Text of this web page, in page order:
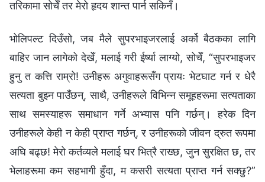
तरिकामा सोचेँ तर मेरो हृदय शान्त पार्न सकिनँ।
भोलिपल्ट दिउँसो, जब मैले सुपरभाइजरलाई अर्को बैठकका लागि
बाहिर जान लागेको देखेँ, मलाई गरी ईर्ष्या लाग्यो, सोचेँ, “सुपरभाइजर
हुनु त कत्ति राम्रो! उनीहरू अगुवाहरूसँग प्रायः भेटघाट गर्न र धेरै
सत्यता बुझ्न पाउँछन्, साथै, उनीहरूले विभिन्न समूहहरूमा सत्यताका
साथ समस्याहरू समाधान गर्ने अभ्यास पनि गर्छन्। हरेक दिन
उनीहरूले केही न केही प्राप्त गर्छन्, र उनीहरूको जीवन द्रुत रूपमा
अघि बढ्छ! मेरो कर्तव्यले मलाई घर भित्रै राख्छ, जुन सुरक्षित छ, तर
भेलाहरूमा कम सहभागी हुँदा, म कसरी सत्यता प्राप्त गर्न सक्छु?”